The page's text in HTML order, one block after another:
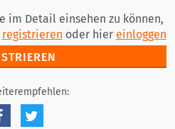
im Detail einsehen zu können,
registrieren oder hier einloggen